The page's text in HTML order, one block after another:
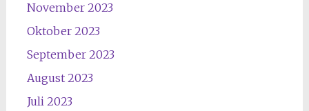
November 2023
Oktober 2023
September 2023
August 2023
Juli 2023